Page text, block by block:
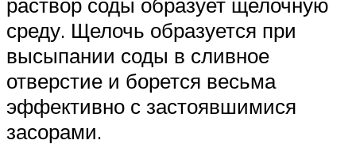
среду. Щелочь образуется при
высыпании соды в сливное
отверстие и борется весьма
эффективно с застоявшимися
засорами.